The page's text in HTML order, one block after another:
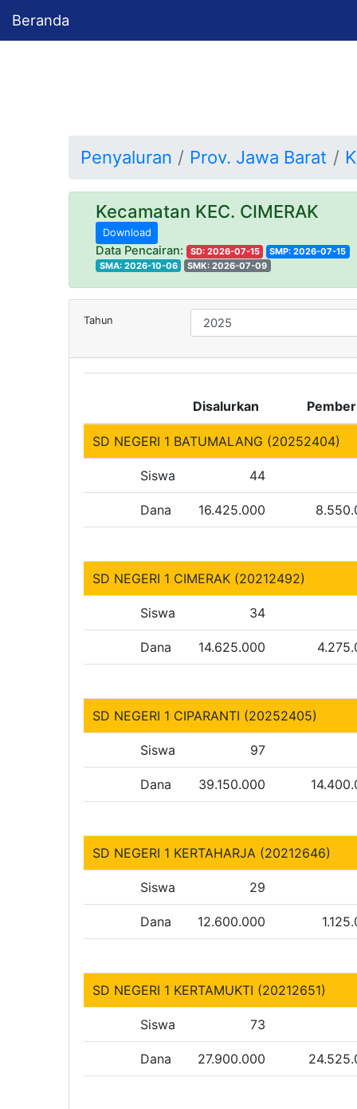
Beranda
Penyaluran Prov. Jawa Barat
Kecamatan KEC. CIMERAK
Download
Data Pencairan: SD: 2026-07-15
SMP: 2026-07-15
SMA: 2026-10-06
SMK: 2026-07-09
Tahun
Disalurkan
SD NEGERI 1 BATUMALANG (20252404)
Siswa 44
Dana 16.425.000
SD NEGERI 1 CIMERAK (20212492)
Siswa 34
Dana 14.625.000
SD NEGERI 1 CIPARANTI (20252405)
Siswa 97
Dana 39.150.000
SD NEGERI 1 KERTAHARJA (20212646)
Siswa 29
Dana 12.600.000
SD NEGERI 1 KERTAMUKTI (20212651)
Siswa 73
Dana 27.900.000